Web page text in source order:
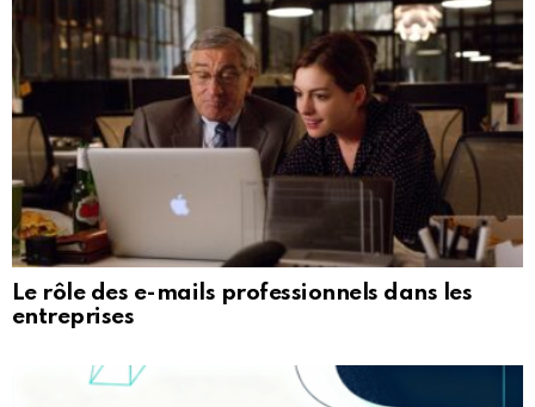
Le rôle des e-mails professionnels dans les
entreprises